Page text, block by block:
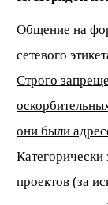
Общение на
сетевого
Строго
они были
проектов (за